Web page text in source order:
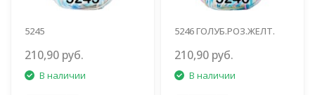
5245
210,90 руб.
В наличии
5246 ГОЛУБ.РОЗ.ЖЕЛТ.
210,90 руб.
В наличии